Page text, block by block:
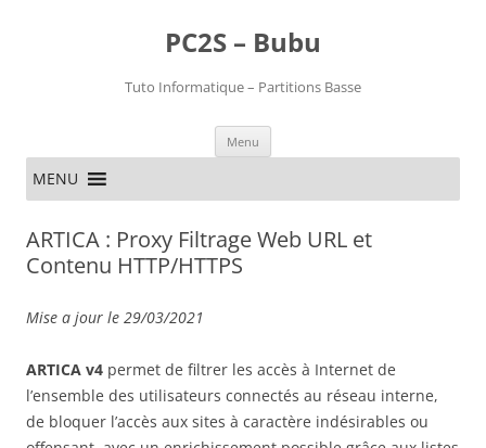
PC2S – Bubu
Tuto Informatique – Partitions Basse
Menu
contenu
MENU
ARTICA : Proxy Filtrage Web URL et
Contenu HTTP/HTTPS
Mise a jour le 29/03/2021
ARTICA v4 permet de filtrer les accès à Internet de
l’ensemble des utilisateurs connectés au réseau interne,
de bloquer l’accès aux sites à caractère indésirables ou